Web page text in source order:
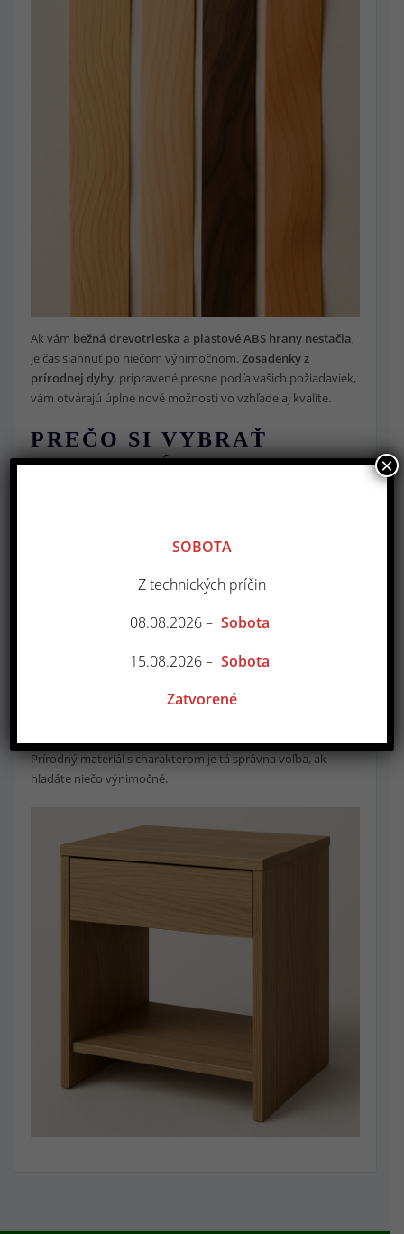
Ak vám bežná drevotrieska a plastové ABS hrany nestačia,
je čas siahnuť po niečom výnimočnom. Zosadenky z
prírodnej dyhy, pripravené presne podľa vašich požiadaviek,
vám otvárajú úplne nové možnosti vo vzhľade aj kvalite.
PREČO SI VYBRAŤ
DYHOVANÉ DIELY?
jaseň, orech alebo iné druhy
Lisovanie na nosič podľa výberu– štandardná DTD, MDF,
vlastného návrhu zosadenia– smer vlákien,
interiéry aj dizajnové prvky
Prírodný materiál s charakterom je tá správna voľba, ak
hľadáte niečo výnimočné.
SOBOTA
Z technických príčin
08.08.2026 – Sobota
15.08.2026 – Sobota
Zatvorené
×